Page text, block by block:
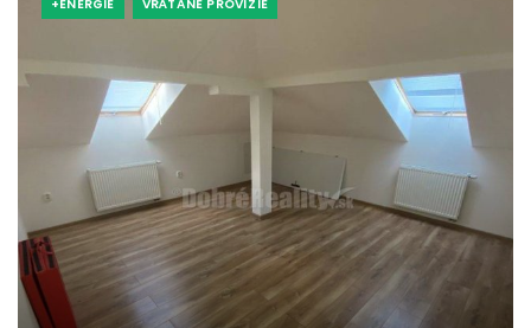
+ENERGIE VRÁTANE PROVÍZIE